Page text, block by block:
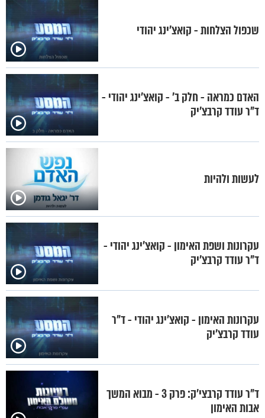
שכפול הצלחות - קואצ'ינג יהודי
האדם כמראה - חלק ב' - קואצ'ינג יהודי -
ד"ר עודד קרבצ'יק
לעשות ולהיות
עקרונות ושפת האימון - קואצ'ינג יהודי -
ד"ר עודד קרבצ'יק
עקרונות האימון - קואצ'ינג יהודי - ד"ר
עודד קרבצ'יק
ד"ר עודד קרבצי'ק: פרק 3 - מבוא המשך
אבות האימון